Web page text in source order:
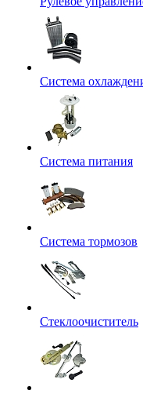
Система
Система питания
Система тормозов
Стеклоочиститель